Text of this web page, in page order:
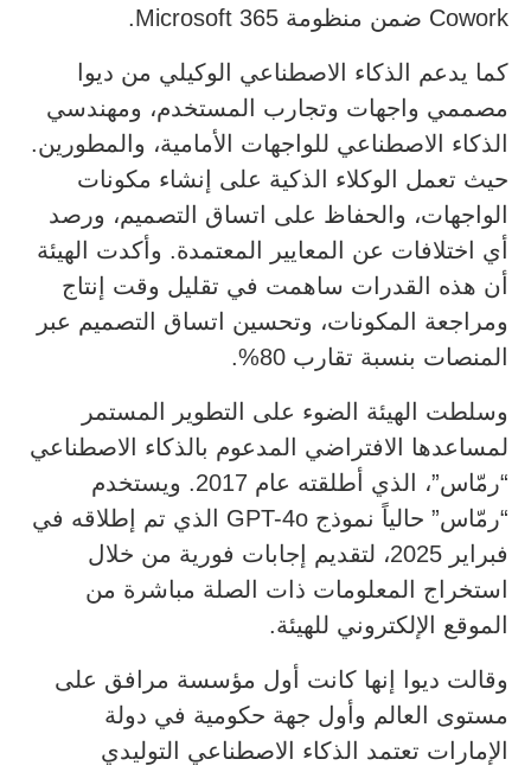
Cowork ضمن منظومة Microsoft 365.
كما يدعم الذكاء الاصطناعي الوكيلي من ديوا
مصممي واجهات وتجارب المستخدم، ومهندسي
الذكاء الاصطناعي للواجهات الأمامية، والمطورين.
حيث تعمل الوكلاء الذكية على إنشاء مكونات
الواجهات، والحفاظ على اتساق التصميم، ورصد
أي اختلافات عن المعايير المعتمدة. وأكدت الهيئة
أن هذه القدرات ساهمت في تقليل وقت إنتاج
ومراجعة المكونات، وتحسين اتساق التصميم عبر
المنصات بنسبة تقارب 80%.
وسلطت الهيئة الضوء على التطوير المستمر
لمساعدها الافتراضي المدعوم بالذكاء الاصطناعي
“رمّاس”، الذي أطلقته عام 2017. ويستخدم
“رمّاس” حالياً نموذج GPT-4o الذي تم إطلاقه في
فبراير 2025، لتقديم إجابات فورية من خلال
استخراج المعلومات ذات الصلة مباشرة من
الموقع الإلكتروني للهيئة.
وقالت ديوا إنها كانت أول مؤسسة مرافق على
مستوى العالم وأول جهة حكومية في دولة
الإمارات تعتمد الذكاء الاصطناعي التوليدي